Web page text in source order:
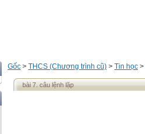
Gốc > THCS (Chương trình cũ) > Tin học >
bài 7. câu lệnh lặp